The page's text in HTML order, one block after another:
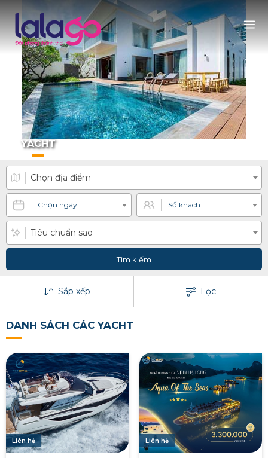
YACHT
Chọn địa điểm
Chọn ngày Số khách
Tiêu chuẩn sao
Tìm kiếm
Sắp xếp Lọc
DANH SÁCH CÁC YACHT
Liên hệ Liên hệ